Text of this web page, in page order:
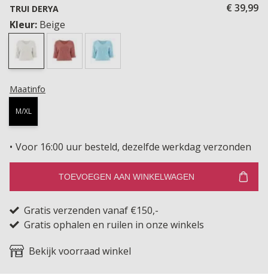
TRUI DERYA
€ 39,99
Kleur: Beige
Maatinfo
M/XL
Voor 16:00 uur besteld, dezelfde werkdag verzonden
TOEVOEGEN AAN WINKELWAGEN
Gratis verzenden vanaf €150,-
Gratis ophalen en ruilen in onze winkels
Bekijk voorraad winkel